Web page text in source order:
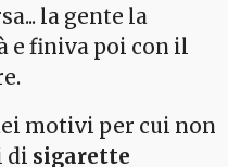
la gente la
e finiva poi con il
motivi per cui non
di sigarette